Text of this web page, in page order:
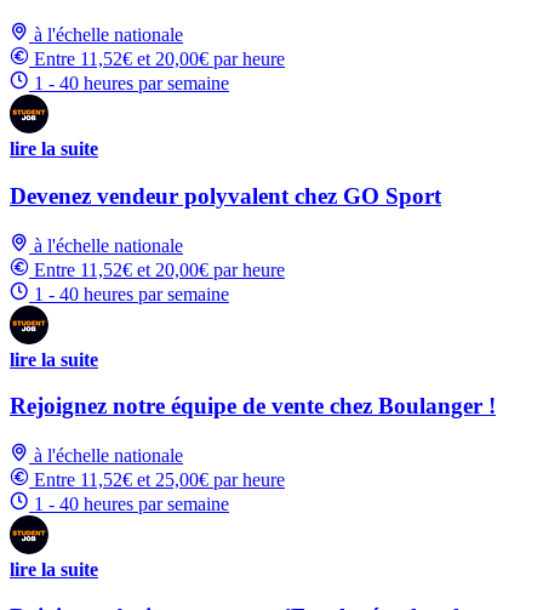
à l'échelle nationale
Entre 11,52€ et 20,00€ par heure
1 - 40 heures par semaine
lire la suite
Devenez vendeur polyvalent chez GO Sport
à l'échelle nationale
Entre 11,52€ et 20,00€ par heure
1 - 40 heures par semaine
lire la suite
Rejoignez notre équipe de vente chez Boulanger !
à l'échelle nationale
Entre 11,52€ et 25,00€ par heure
1 - 40 heures par semaine
lire la suite